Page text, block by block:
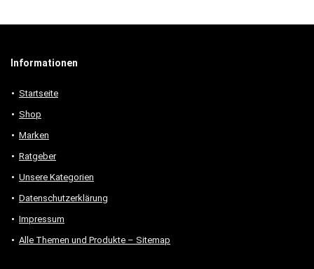
Informationen
Startseite
Shop
Marken
Ratgeber
Unsere Kategorien
Datenschutzerklärung
Impressum
Alle Themen und Produkte – Sitemap